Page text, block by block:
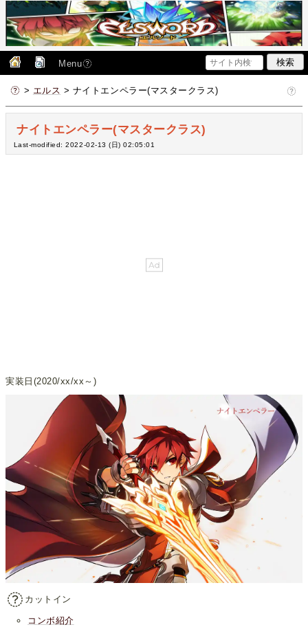
Menu
> エルス > ナイトエンペラー(マスタークラス)
ナイトエンペラー(マスタークラス)
Last-modified: 2022-02-13 (日) 02:05:01
実装日(2020/xx/xx～)
カットイン
コンボ紹介